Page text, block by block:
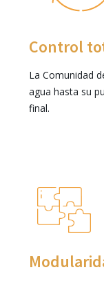
Control
La Comunidad
agua hasta su
final.